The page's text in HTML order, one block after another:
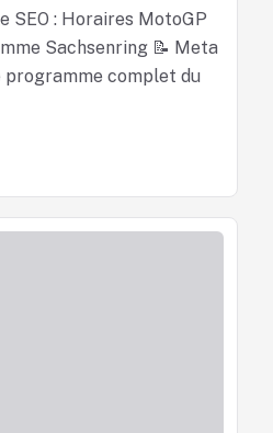
SEO : Horaires MotoGP
Sachsenring 📝 Meta
programme complet du